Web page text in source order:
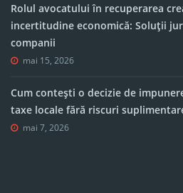
Rolul avocatului în recuperarea
incertitudine economică: Soluții
companii
mai 15, 2026
Cum contești o decizie de
taxe locale fără riscuri
mai 7, 2026